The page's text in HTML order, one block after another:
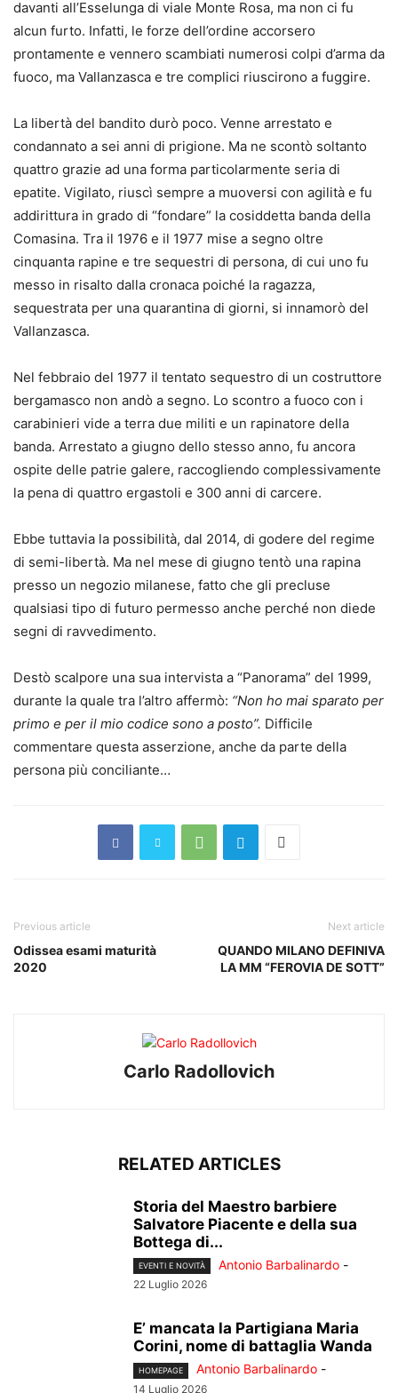
davanti all’Esselunga di viale Monte Rosa, ma non ci fu
alcun furto. Infatti, le forze dell’ordine accorsero
prontamente e vennero scambiati numerosi colpi d’arma da
fuoco, ma Vallanzasca e tre complici riuscirono a fuggire.
La libertà del bandito durò poco. Venne arrestato e
condannato a sei anni di prigione. Ma ne scontò soltanto
quattro grazie ad una forma particolarmente seria di
epatite. Vigilato, riuscì sempre a muoversi con agilità e fu
addirittura in grado di “fondare” la cosiddetta banda della
Comasina. Tra il 1976 e il 1977 mise a segno oltre
cinquanta rapine e tre sequestri di persona, di cui uno fu
messo in risalto dalla cronaca poiché la ragazza,
sequestrata per una quarantina di giorni, si innamorò del
Vallanzasca.
Nel febbraio del 1977 il tentato sequestro di un costruttore
bergamasco non andò a segno. Lo scontro a fuoco con i
carabinieri vide a terra due militi e un rapinatore della
banda. Arrestato a giugno dello stesso anno, fu ancora
ospite delle patrie galere, raccogliendo complessivamente
la pena di quattro ergastoli e 300 anni di carcere.
Ebbe tuttavia la possibilità, dal 2014, di godere del regime
di semi-libertà. Ma nel mese di giugno tentò una rapina
presso un negozio milanese, fatto che gli precluse
qualsiasi tipo di futuro permesso anche perché non diede
segni di ravvedimento.
Destò scalpore una sua intervista a “Panorama” del 1999,
durante la quale tra l’altro affermò: “Non ho mai sparato per
primo e per il mio codice sono a posto”. Difficile
commentare questa asserzione, anche da parte della
persona più conciliante…
Previous article
Odissea esami maturità
2020
Next article
QUANDO MILANO DEFINIVA
LA MM “FEROVIA DE SOTT”
Carlo Radollovich
RELATED ARTICLES
Storia del Maestro barbiere
Salvatore Piacente e della sua
Bottega di...
EVENTI E NOVITÀ Antonio Barbalinardo -
22 Luglio 2026
E’ mancata la Partigiana Maria
Corini, nome di battaglia Wanda
HOMEPAGE Antonio Barbalinardo -
14 Luglio 2026